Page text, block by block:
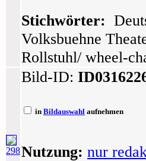
Stichwörter:
Volksbuehne
Rollstuhl/ wheel-
298
Bild-ID:
in Bildauswahl aufnehmen
Nutzung: nur